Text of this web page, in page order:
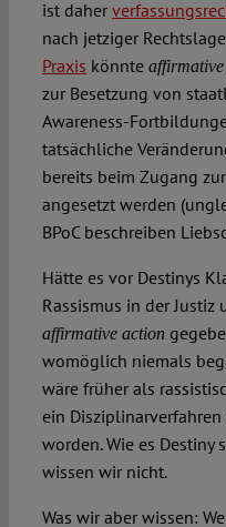
ist daher
nach jetziger
Praxis könnte
zur Besetzung von
Awareness-
tatsächliche
bereits beim Zugang
angesetzt werden
BPoC beschreiben
Hätte es vor Destinys
Rassismus in der Justiz
affirmative action
womöglich niemals
wäre früher als
ein
worden. Wie es Destiny
wissen wir nicht.
Was wir aber wissen: